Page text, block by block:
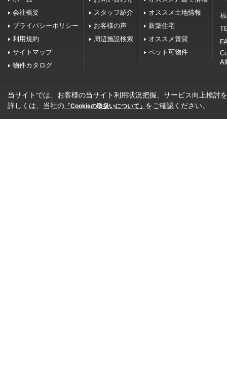
会社概要
プライバシーポリシー
利用規約
サイトマップ
物件カタログ
スタッフ紹介
お客様の声
周辺施設検索
オススメ土地情報
新築住宅
オススメ賃貸
ペット可物件
当サイトでは、お客様の当サイト利用状況把握、サービス向上検討
詳しくは、当社の 「Cookieの取扱いについて」 をご確認ください。